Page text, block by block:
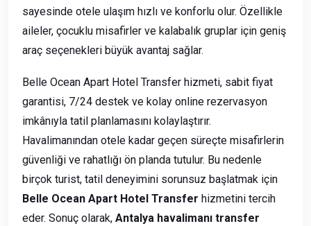
sayesinde otele ulaşım hızlı ve konforlu olur. Özellikle
aileler, çocuklu misafirler ve kalabalık gruplar için geniş
araç seçenekleri büyük avantaj sağlar.
Belle Ocean Apart Hotel Transfer hizmeti, sabit fiyat
garantisi, 7/24 destek ve kolay online rezervasyon
imkânıyla tatil planlamasını kolaylaştırır.
Havalimanından otele kadar geçen süreçte misafirlerin
güvenliği ve rahatlığı ön planda tutulur. Bu nedenle
birçok turist, tatil deneyimini sorunsuz başlatmak için
Belle Ocean Apart Hotel Transfer hizmetini tercih
eder. Sonuç olarak, Antalya havalimanı transfer